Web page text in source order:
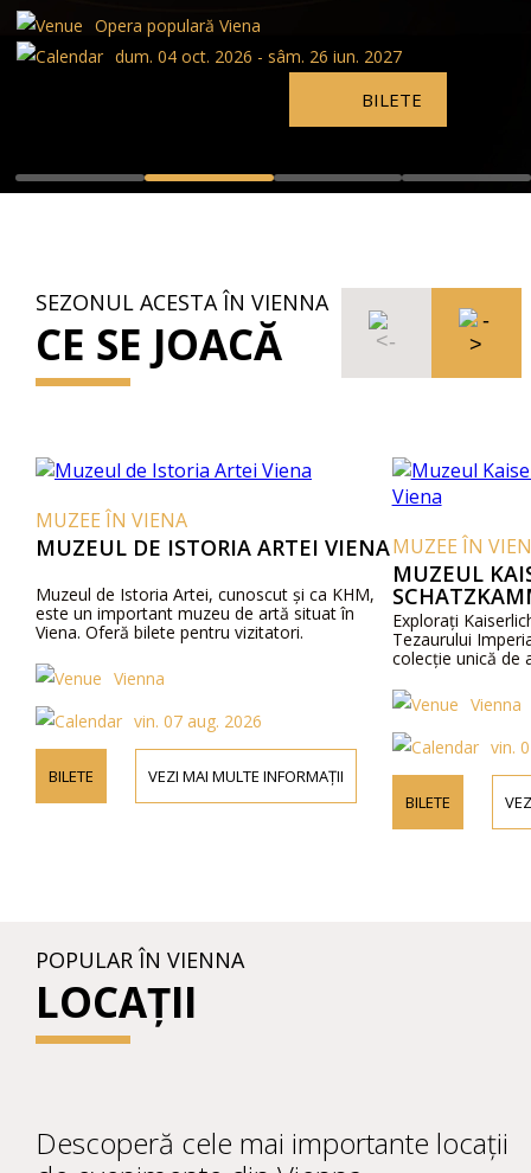
Opera populară Viena
dum. 04 oct. 2026 - sâm. 26 iun. 2027
BILETE
SEZONUL ACESTA ÎN VIENNA
CE SE JOACĂ
MUZEE ÎN VIENA
MUZEUL DE ISTORIA ARTEI VIENA
Muzeul de Istoria Artei, cunoscut și ca KHM,
este un important muzeu de artă situat în
Viena. Oferă bilete pentru vizitatori.
Vienna
vin. 07 aug. 2026
BILETE VEZI MAI MULTE INFORMAȚII
MUZEE ÎN
MUZEUL
Explorați
Tezaurului
colecție unică de
Vienna
vin.
BILETE
POPULAR ÎN VIENNA
LOCAȚII
Descoperă cele mai importante locații